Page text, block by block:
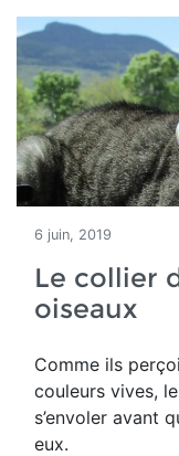
6 juin, 2019
Le collier
oiseaux
Comme ils
couleurs vives,
s’envoler avant
eux.